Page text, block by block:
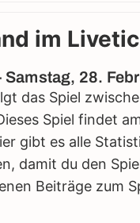
im
Samstag, 28.
das Spiel
Spiel findet
gibt es alle
damit du den
Beiträge zum